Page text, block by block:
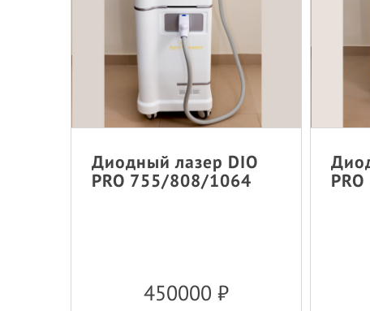
Диодный лазер DIO
PRO 755/808/1064
450000 ₽